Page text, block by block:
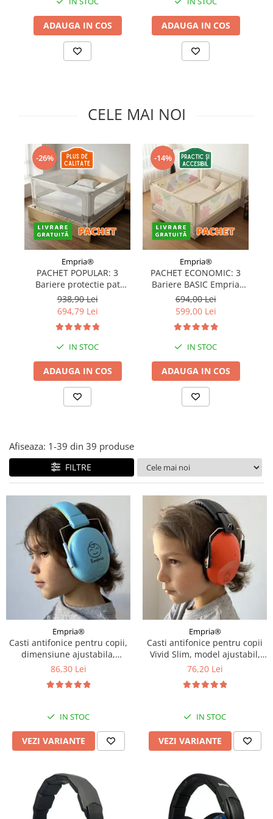
ADAUGA IN COS ADAUGA IN COS
CELE MAI NOI
-26%
Empria®
PACHET POPULAR: 3
Bariere protectie pat
copii, SELECT, 160x200
cm
938,90 Lei
694,79 Lei
IN STOC
ADAUGA IN COS
-14%
Empria®
PACHET ECONOMIC: 3
Bariere BASIC Empria
protectie pat 160X200 cm
+ bara stabilizatoare
694,00 Lei
599,00 Lei
IN STOC
ADAUGA IN COS
Afiseaza: 1-39 din 39 produse
FILTRE
Empria®
Casti antifonice pentru copii,
dimensiune ajustabila,
Empria, Diverse culori
86,30 Lei
IN STOC
VEZI VARIANTE
Empria®
Casti antifonice pentru copii
Vivid Slim, model ajustabil,
Empria, Diverse culori
76,20 Lei
IN STOC
VEZI VARIANTE